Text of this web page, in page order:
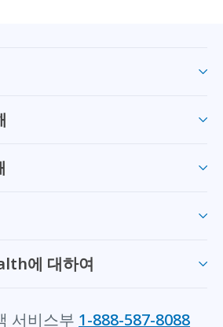
에 대하여
서비스부 1-888-587-8088